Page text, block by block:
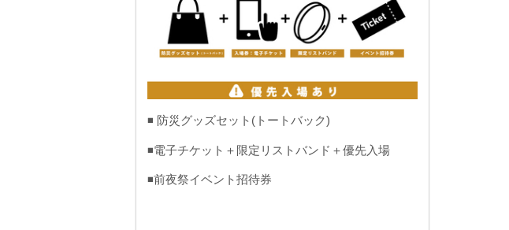
◾️ 防災グッズセット(トートバック)
◾️電子チケット＋限定リストバンド＋優先入場
◾️前夜祭イベント招待券